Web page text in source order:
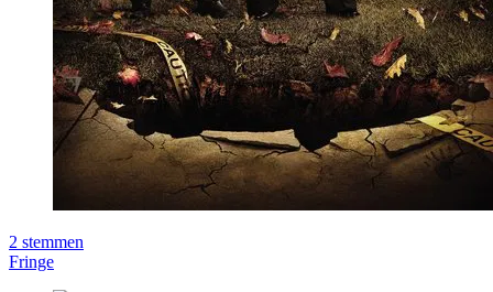
2 stemmen
Fringe